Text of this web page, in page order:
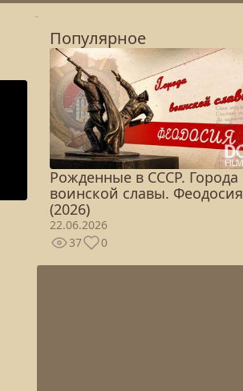
Популярное
Рожденные в СССР. Города
воинской славы. Феодосия
(2026)
22.06.2026
37
0